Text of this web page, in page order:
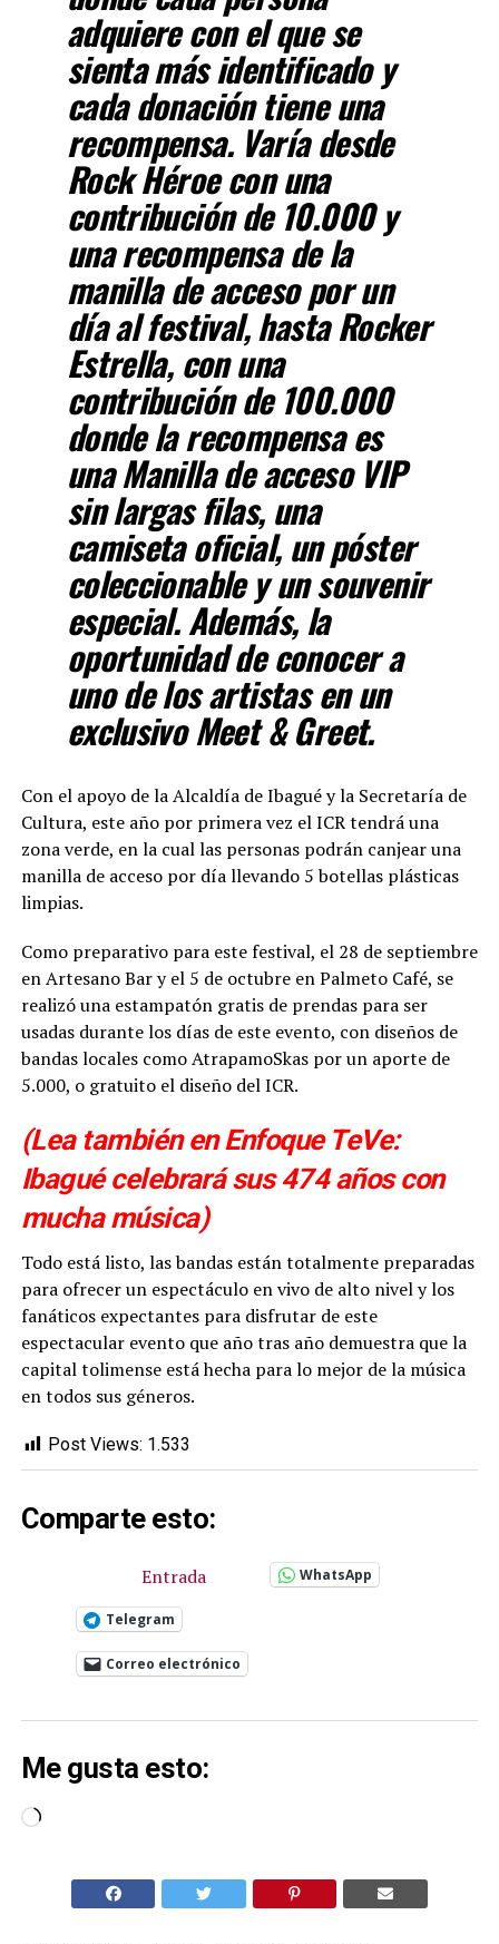
adquiere con el que se
sienta más identificado y
cada donación tiene una
recompensa. Varía desde
Rock Héroe con una
contribución de 10.000 y
una recompensa de la
manilla de acceso por un
día al festival, hasta Rocker
Estrella, con una
contribución de 100.000
donde la recompensa es
una Manilla de acceso VIP
sin largas filas, una
camiseta oficial, un póster
coleccionable y un souvenir
especial. Además, la
oportunidad de conocer a
uno de los artistas en un
exclusivo Meet & Greet.
Con el apoyo de la Alcaldía de Ibagué y la Secretaría de
Cultura, este año por primera vez el ICR tendrá una
zona verde, en la cual las personas podrán canjear una
manilla de acceso por día llevando 5 botellas plásticas
limpias.
Como preparativo para este festival, el 28 de septiembre
en Artesano Bar y el 5 de octubre en Palmeto Café, se
realizó una estampatón gratis de prendas para ser
usadas durante los días de este evento, con diseños de
bandas locales como AtrapamoSkas por un aporte de
5.000, o gratuito el diseño del ICR.
(Lea también en Enfoque TeVe:
Ibagué celebrará sus 474 años con
mucha música)
Todo está listo, las bandas están totalmente preparadas
para ofrecer un espectáculo en vivo de alto nivel y los
fanáticos expectantes para disfrutar de este
espectacular evento que año tras año demuestra que la
capital tolimense está hecha para lo mejor de la música
en todos sus géneros.
Post Views: 1.533
Comparte esto:
Entrada WhatsApp
Telegram
Correo electrónico
Me gusta esto:
Cargando...